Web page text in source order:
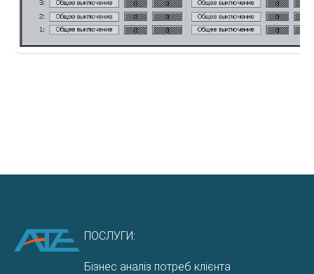
ПОСЛУГИ:
Бізнес аналіз потреб клієнта